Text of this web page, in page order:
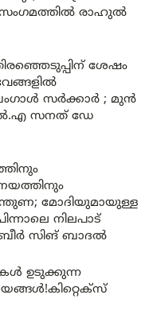
സംഗമത്തിൽ രാഹുൽ
ശേഷം
സർക്കാർ ; മുൻ
സനത് ഡേ
മോദിയുമായുള്ള
നിലപാട്
സിങ് ബാദൽ
ഉടുക്കുന്ന